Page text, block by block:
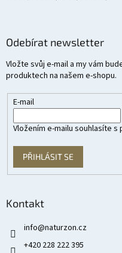
Odebírat newsletter
Vložte svůj e-mail a my vám
produktech na našem e-shopu.
E-mail
Vložením e-mailu souhlasíte s
PŘIHLÁSIT SE
Kontakt
info@naturzon.cz
+420 228 222 395